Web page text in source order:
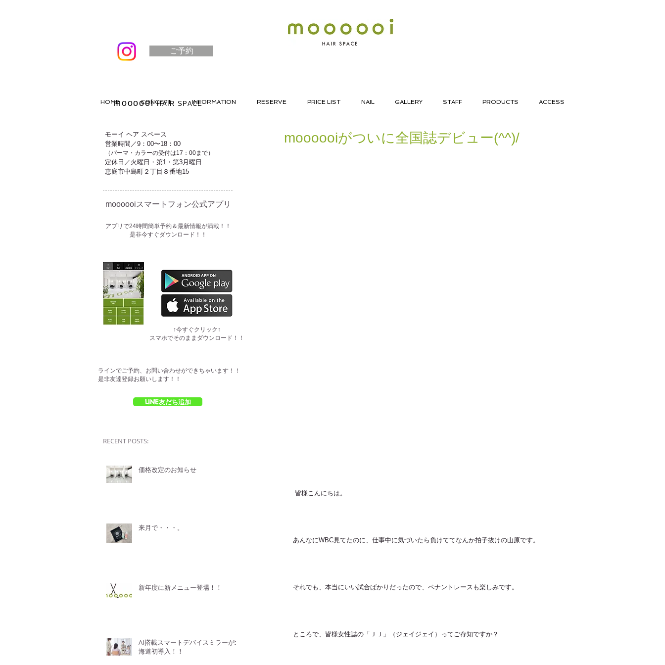
ご予約
HOME CONCEPT INFORMATION RESERVE PRICE LIST NAIL GALLERY STAFF PRODUCTS ACCESS
moooooiHAIR SPACE
モーイ ヘア スペース
営業時間／9：00〜18：00
（パーマ・カラーの受付は17：00まで）
定休日／火曜日・第1・第3月曜日
恵庭市中島町２丁目８番地15
moooooiスマートフォン公式アプリ​
​アプリで24時間簡単予約＆最新情報が満載！！
是非今すぐダウンロード！！
​↑今すぐクリック↑
スマホでそのままダウンロード！！
ラインでご予約、お問い合わせができちゃいます！！
是非友達登録お願いします！！
LINE友だち追加
RECENT POSTS:
価格改定のお知らせ
来月で・・・。
新年度に新メニュー登場！！
AI搭載スマートデバイスミラーが北
海道初導入！！
moooooiがついに全国誌デビュー(^^)/
皆様こんにちは。
あんなにWBC見てたのに、仕事中に気づいたら負けててなんか拍子抜けの山原です。
それでも、本当にいい試合ばかりだったので、ペナントレースも楽しみです。
ところで、皆様女性誌の「ＪＪ」（ジェイジェイ）ってご存知ですか？